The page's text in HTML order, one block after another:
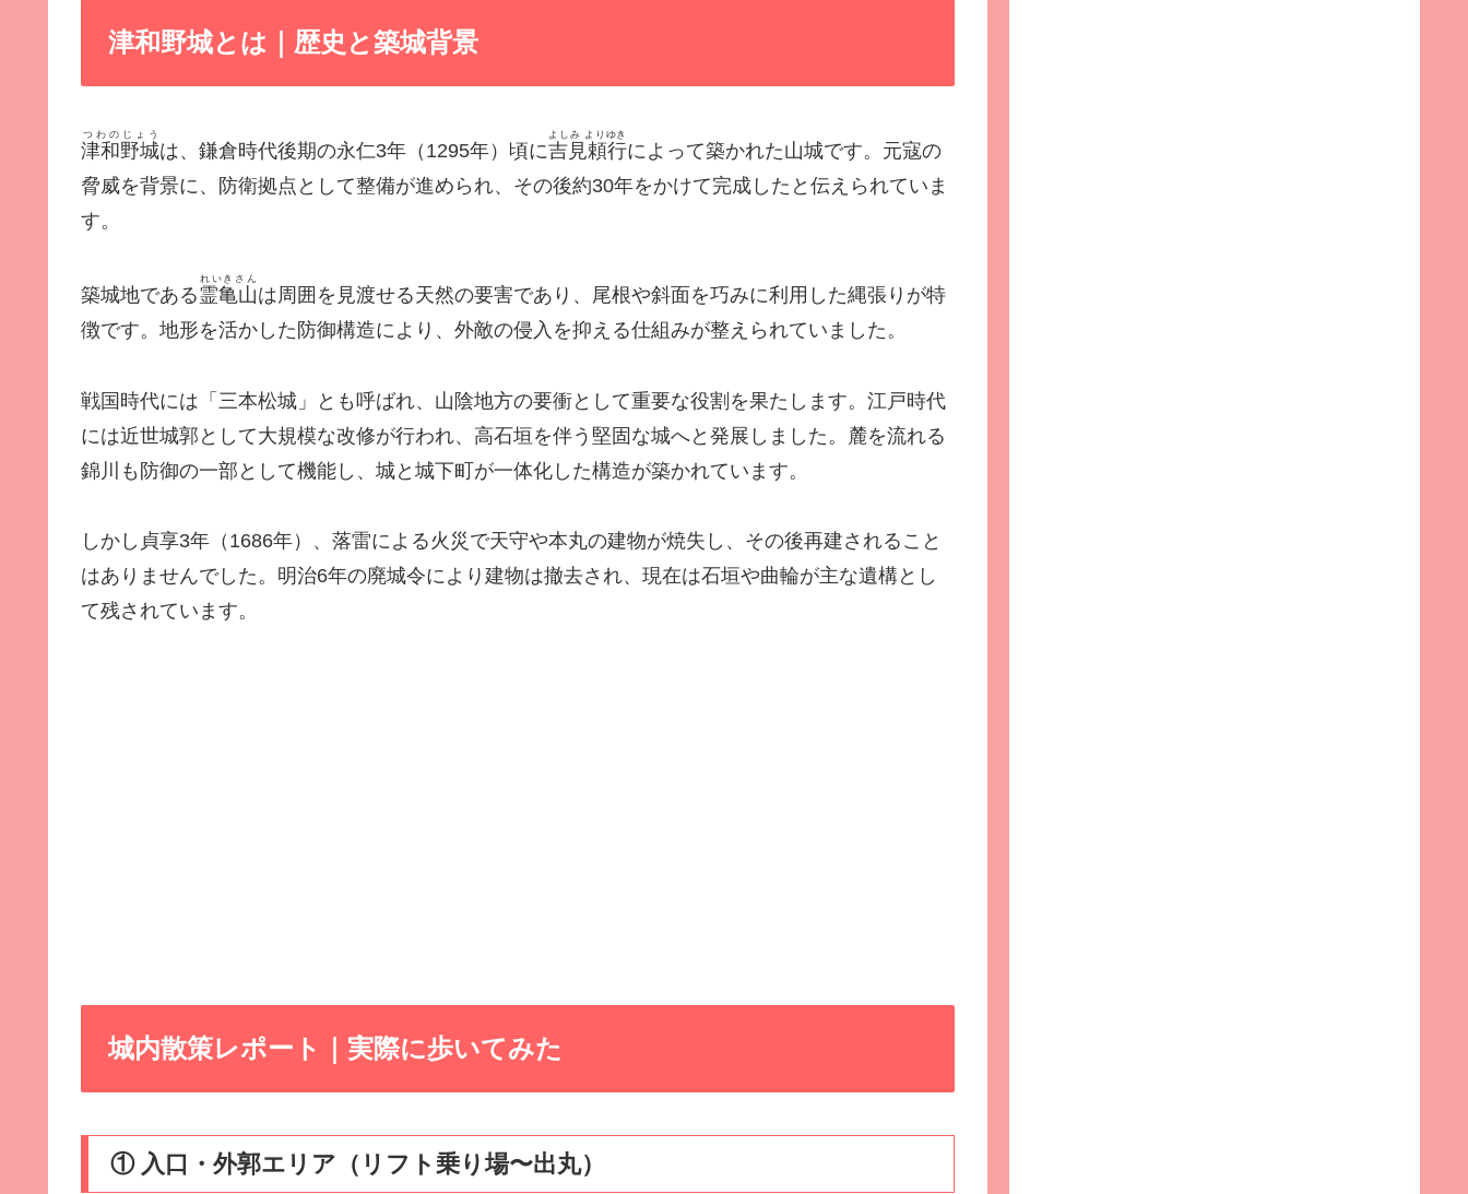
津和野城とは｜歴史と築城背景
津和野城
つわのじょう
は、鎌倉時代後期の永仁3年（1295年）頃に吉見頼行
よしみ よりゆき
によって築かれた山城です。元寇の
脅威を背景に、防衛拠点として整備が進められ、その後約30年をかけて完成したと伝えられていま
す。
築城地である霊亀山
れいきさん
は周囲を見渡せる天然の要害であり、尾根や斜面を巧みに利用した縄張りが特
徴です。地形を活かした防御構造により、外敵の侵入を抑える仕組みが整えられていました。
戦国時代には「三本松城」とも呼ばれ、山陰地方の要衝として重要な役割を果たします。江戸時代
には近世城郭として大規模な改修が行われ、高石垣を伴う堅固な城へと発展しました。麓を流れる
錦川も防御の一部として機能し、城と城下町が一体化した構造が築かれています。
しかし貞享3年（1686年）、落雷による火災で天守や本丸の建物が焼失し、その後再建されること
はありませんでした。明治6年の廃城令により建物は撤去され、現在は石垣や曲輪が主な遺構とし
て残されています。
城内散策レポート｜実際に歩いてみた
① 入口・外郭エリア（リフト乗り場〜出丸）